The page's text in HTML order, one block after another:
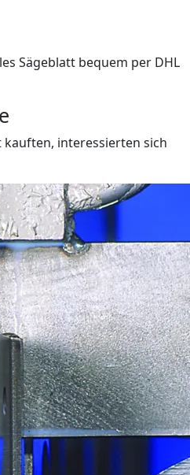
Sägeblatt bequem per DHL
kauften, interessierten sich